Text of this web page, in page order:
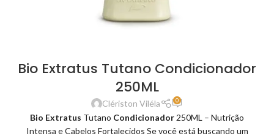
Bio Extratus Tutano Condicionador
250ML
Clériston Viléla 0
Bio Extratus Tutano Condicionador 250ML – Nutrição
Intensa e Cabelos Fortalecidos Se você está buscando um